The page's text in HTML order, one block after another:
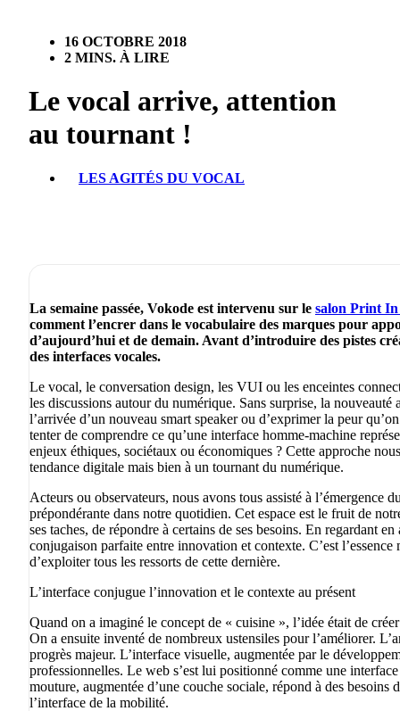
16 OCTOBRE 2018
2 MINS. À LIRE
Le vocal arrive, attention
au tournant !
LES AGITÉS DU VOCAL
La semaine passée, Vokode est intervenu sur le salon Print In
comment l’encrer dans le vocabulaire des marques pour
d’aujourd’hui et de demain. Avant d’introduire des pistes
des interfaces vocales.
Le vocal, le conversation design, les VUI ou les enceintes
les discussions autour du numérique. Sans surprise, la
l’arrivée d’un nouveau smart speaker ou d’exprimer la peur
tenter de comprendre ce qu’une interface homme-machine
enjeux éthiques, sociétaux ou économiques ? Cette approche
tendance digitale mais bien à un tournant du numérique.
Acteurs ou observateurs, nous avons tous assisté à
prépondérante dans notre quotidien. Cet espace est le fruit de
ses taches, de répondre à certains de ses besoins. En regardant
conjugaison parfaite entre innovation et contexte. C’est
d’exploiter tous les ressorts de cette dernière.
L’interface conjugue l’innovation et le contexte au présent
Quand on a imaginé le concept de « cuisine », l’idée était de
On a ensuite inventé de nombreux ustensiles pour l’améliorer.
progrès majeur. L’interface visuelle, augmentée par le
professionnelles. Le web s’est lui positionné comme une
mouture, augmentée d’une couche sociale, répond à des
l’interface de la mobilité.